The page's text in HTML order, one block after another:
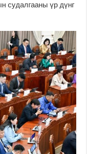
судалгааны үр дүнг